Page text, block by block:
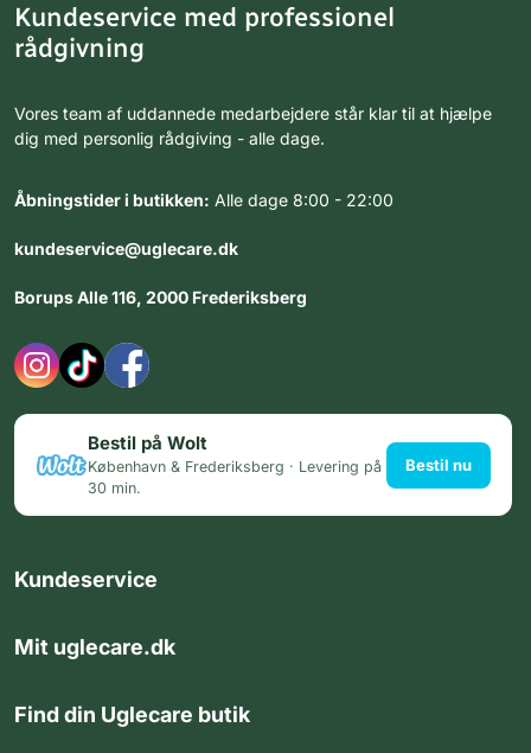
Kundeservice med professionel
rådgivning
Vores team af uddannede medarbejdere står klar til at hjælpe
dig med personlig rådgiving - alle dage.
Åbningstider i butikken: Alle dage 8:00 - 22:00
kundeservice@uglecare.dk
Borups Alle 116, 2000 Frederiksberg
Bestil på Wolt
København & Frederiksberg · Levering på
30 min.
Bestil nu
Kundeservice
Mit uglecare.dk
Find din Uglecare butik